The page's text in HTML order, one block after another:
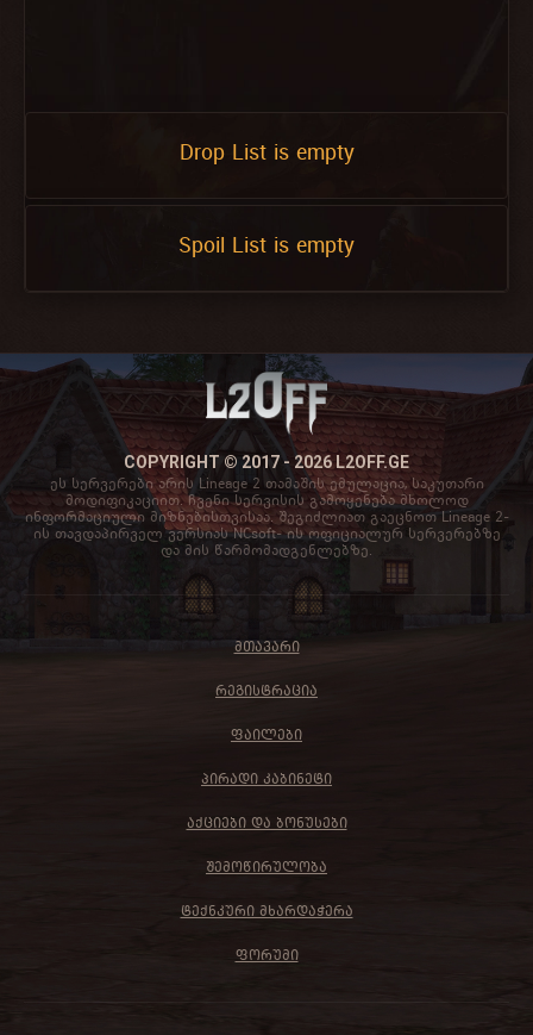
Drop List is empty
Spoil List is empty
COPYRIGHT © 2017 - 2026 L2OFF.GE
ეს სერვერები არის Lineage 2 თამაშის ემულაცია, საკუთარი
მოდიფიკაციით. ჩვენი სერვისის გამოყენება მხოლოდ
ინფორმაციული მიზნებისთვისაა. შეგიძლიათ გაეცნოთ Lineage 2-
ის თავდაპირველ ვერსიას NCsoft- ის ოფიციალურ სერვერებზე
და მის წარმომადგენლებზე.
ᲛᲗᲐᲕᲐᲠᲘ
ᲠᲔᲒᲘᲡᲢᲠᲐᲪᲘᲐ
ᲤᲐᲘᲚᲔᲑᲘ
ᲞᲘᲠᲐᲓᲘ ᲙᲐᲑᲘᲜᲔᲢᲘ
ᲐᲥᲪᲘᲔᲑᲘ ᲓᲐ ᲑᲝᲜᲣᲡᲔᲑᲘ
ᲨᲔᲛᲝᲬᲘᲠᲣᲚᲝᲑᲐ
ᲢᲔᲥᲜᲙᲣᲠᲘ ᲛᲮᲐᲠᲓᲐᲭᲔᲠᲐ
ᲤᲝᲠᲣᲛᲘ